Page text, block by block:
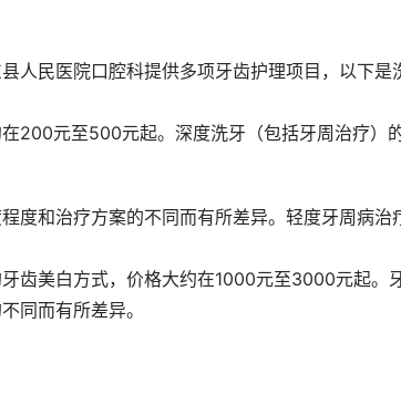
人民医院口腔科提供多项牙齿护理项目，以下
200元至500元起。深度洗牙（包括牙周治疗）
度和治疗方案的不同而有所差异。轻度牙周病治
齿美白方式，价格大约在1000元至3000元起。
同而有所差异。